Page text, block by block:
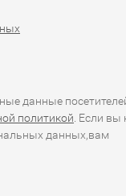
данные
политикой . Если вы
данных,вам